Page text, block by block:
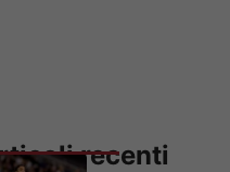
recenti